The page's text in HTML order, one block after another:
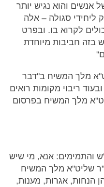
אנשים והוא נגיש יותר
ליחידי סגולה – אלה
לקרוא בו. ובפרט
בזה חביבות מיוחדת
מלך המשיח ב"דבר
ריבוי מקומות רואים
מלך המשיח בפרסום
והתמימים: אנא, מי שיש
שליט"א מלך המשיח
הנחות, אגרות, מענות,